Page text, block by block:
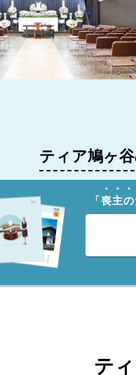
ティア鳩ヶ谷
「喪主の
テ